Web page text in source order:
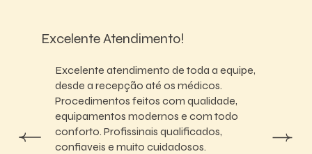
Excelente Atendimento!
Excelente atendimento de toda a equipe,
desde a recepção até os médicos.
Procedimentos feitos com qualidade,
equipamentos modernos e com todo
conforto. Profissinais qualificados,
confiaveis e muito cuidadosos.